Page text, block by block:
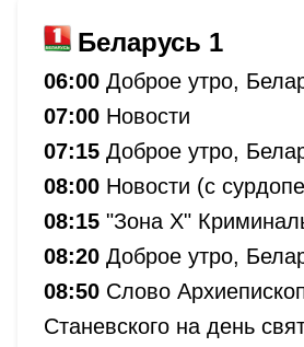
Беларусь 1
06:00 Доброе утро,
07:00 Новости
07:15 Доброе утро,
08:00 Новости (с
08:15 "Зона Х"
08:20 Доброе утро,
08:50 Слово
Станевского на день